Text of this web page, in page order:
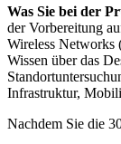
Was Sie bei der
der Vorbereitung
Wireless Networks
Wissen über das
Infrastruktur,
Nachdem Sie die